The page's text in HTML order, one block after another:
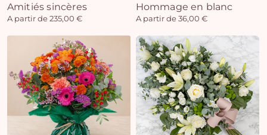
Amitiés sincères
A partir de 235,00 €
Hommage en blanc
A partir de 36,00 €